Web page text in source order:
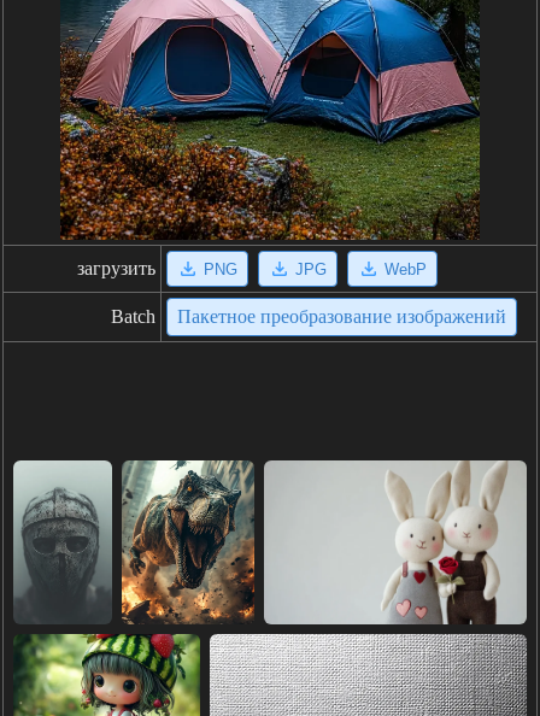
загрузить PNG JPG WebP
Batch Пакетное преобразование изображений